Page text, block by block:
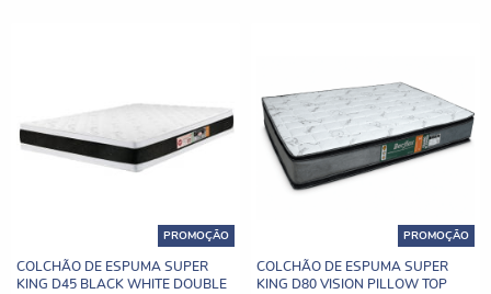
PROMOÇÃO
COLCHÃO DE ESPUMA SUPER
KING D45 BLACK WHITE DOUBLE
PROMOÇÃO
COLCHÃO DE ESPUMA SUPER
KING D80 VISION PILLOW TOP